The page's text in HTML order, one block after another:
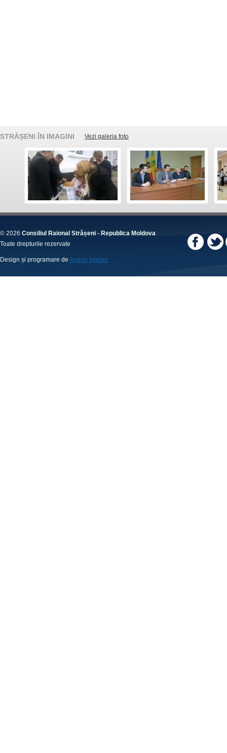
STRĂȘENI ÎN IMAGINI Vezi galeria foto
© 2026 Consiliul Raional Strășeni - Republica Moldova
Toate drepturile rezervate
Design și programare de Andrei Madan